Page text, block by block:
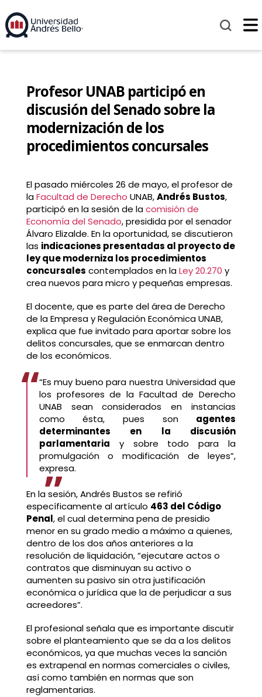
Profesor UNAB participó en
discusión del Senado sobre la
modernización de los
procedimientos concursales
El pasado miércoles 26 de mayo, el profesor de
laFacultad de Derecho UNAB,Andrés Bustos,
participó en la sesión de lacomisión de
Economía del Senado, presidida por el senador
Álvaro Elizalde. En la oportunidad, se discutieron
las indicaciones presentadas al proyecto de
ley que moderniza los procedimientos
concursales contemplados en laLey 20.270 y
crea nuevos para micro y pequeñas empresas.
El docente, que es parte del área de Derecho
de la Empresa y Regulación Económica UNAB,
explica que fue invitado para aportar sobre los
delitos concursales, que se enmarcan dentro
de los económicos.
“Es muy bueno para nuestra Universidad que
los profesores de la Facultad de Derecho
UNAB sean considerados en instancias
como ésta, pues son agentes
determinantes en la discusión
parlamentaria y sobre todo para la
promulgación o modificación de leyes”,
expresa.
En la sesión, Andrés Bustos se refirió
específicamente al artículo 463 del Código
Penal, el cual determina pena de presidio
menor en su grado medio a máximo a quienes,
dentro de los dos años anteriores a la
resolución de liquidación, “ejecutare actos o
contratos que disminuyan su activo o
aumenten su pasivo sin otra justificación
económica o jurídica que la de perjudicar a sus
acreedores”.
El profesional señala que es importante discutir
sobre el planteamiento que se da a los delitos
económicos, ya que muchas veces la sanción
es extrapenal en normas comerciales o civiles,
así como también en normas que son
reglamentarias.